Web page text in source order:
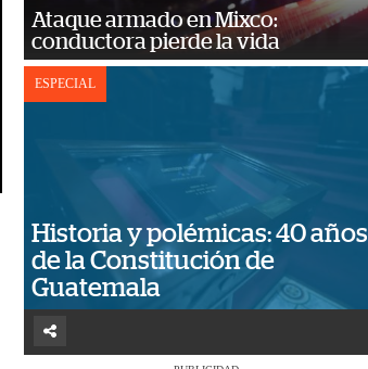
Ataque armado en Mixco:
conductora pierde la vida
ESPECIAL
Historia y polémicas: 40 años
de la Constitución de
Guatemala